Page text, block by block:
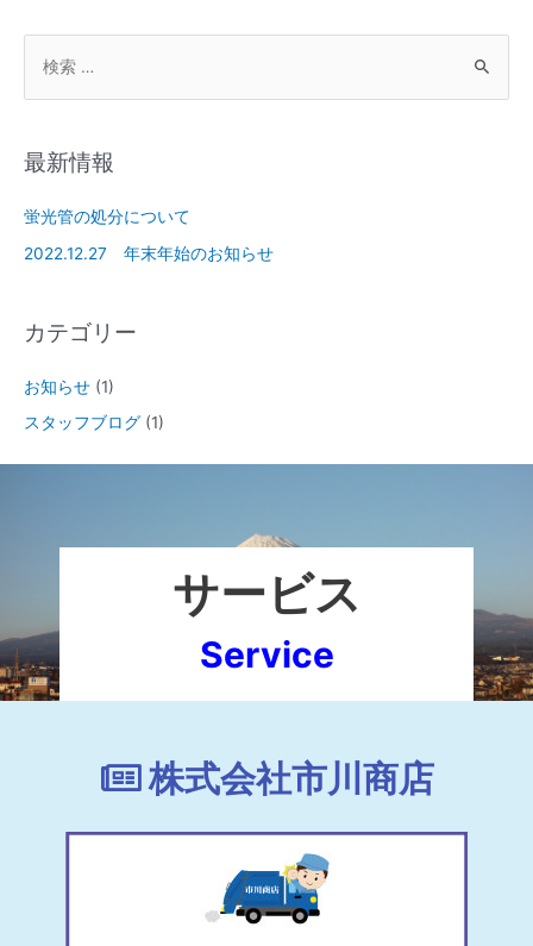
最新情報
蛍光管の処分について
2022.12.27 年末年始のお知らせ
カテゴリー
お知らせ (1)
スタッフブログ (1)
サービス
Service
株式会社市川商店